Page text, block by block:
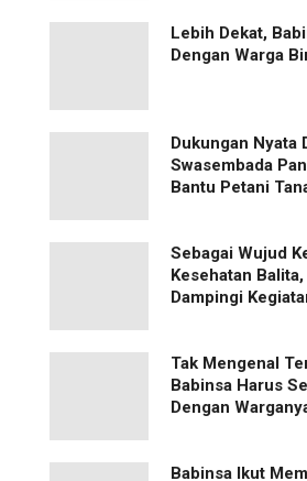
Lebih Dekat,
Dengan Warga
Dukungan Nyata
Swasembada
Bantu Petani
Sebagai Wujud
Kesehatan
Dampingi
Tak Mengenal
Babinsa Harus
Dengan
Babinsa Ikut